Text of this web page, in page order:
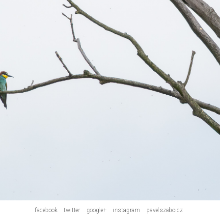
facebook twitter google+ instagram pavelszabo.cz